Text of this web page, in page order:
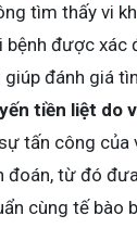
tìm thấy vi
bệnh được xác
giúp đánh giá
tiền liệt do
tấn công của
đoán, từ đó
cùng tế bào